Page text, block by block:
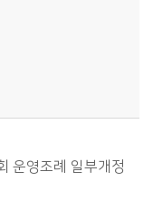
운영조례 일부개정